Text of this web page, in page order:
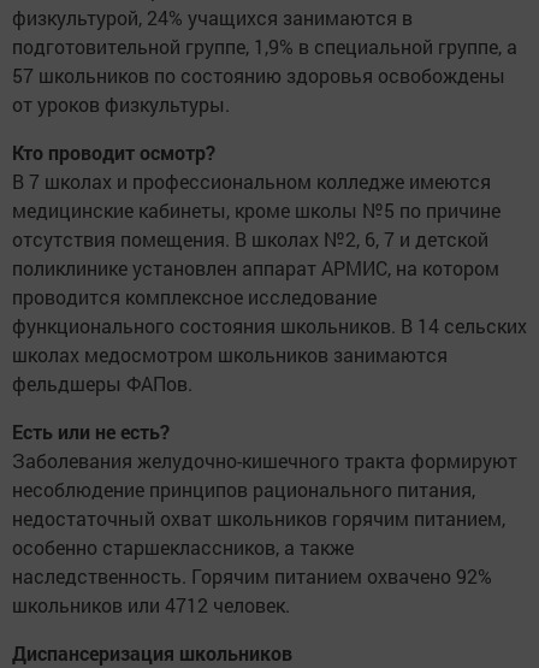
физкультурой, 24% учащихся занимаются в
подготовительной группе, 1,9% в специальной группе, а
57 школьников по состоянию здоровья освобождены
от уроков физкультуры.
Кто проводит осмотр?
В 7 школах и профессиональном колледже имеются
медицинские кабинеты, кроме школы №5 по причине
отсутствия помещения. В школах №2, 6, 7 и детской
поликлинике установлен аппарат АРМИС, на котором
проводится комплексное исследование
функционального состояния школьников. В 14 сельских
школах медосмотром школьников занимаются
фельдшеры ФАПов.
Есть или не есть?
Заболевания желудочно-кишечного тракта формируют
несоблюдение принципов рационального питания,
недостаточный охват школьников горячим питанием,
особенно старшеклассников, а также
наследственность. Горячим питанием охвачено 92%
школьников или 4712 человек.
Диспансеризация школьников